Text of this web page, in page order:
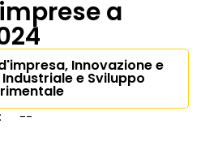
a
Innovazione e
e Sviluppo
--